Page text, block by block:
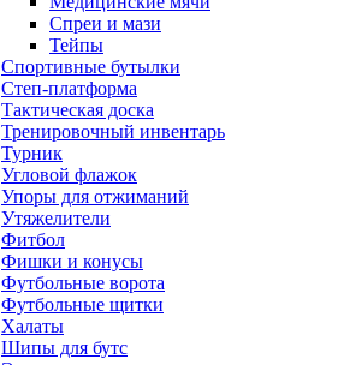
Спреи и мази
Тейпы
Спортивные бутылки
Степ-платформа
Тактическая доска
Тренировочный инвентарь
Турник
Угловой флажок
Упоры для отжиманий
Утяжелители
Фитбол
Фишки и конусы
Футбольные ворота
Футбольные щитки
Халаты
Шипы для бутс